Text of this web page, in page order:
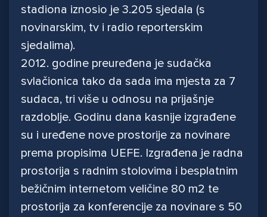
stadiona iznosio je 3.205 sjedala (s
novinarskim, tv i radio reporterskim
sjedalima).
2012. godine preuređena je sudačka
svlačionica tako da sada ima mjesta za 7
sudaca, tri više u odnosu na prijašnje
razdoblje. Godinu dana kasnije izgrađene
su i uređene nove prostorije za novinare
prema propisima UEFE. Izgrađena je radna
prostorija s radnim stolovima i besplatnim
bežičnim internetom veličine 80 m2 te
prostorija za konferencije za novinare s 50